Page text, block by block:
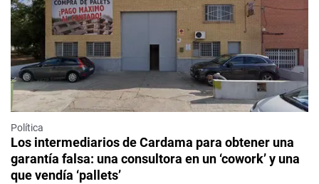
Política
Los intermediarios de Cardama para obtener una
garantía falsa: una consultora en un ‘cowork’ y una
que vendía ‘pallets’